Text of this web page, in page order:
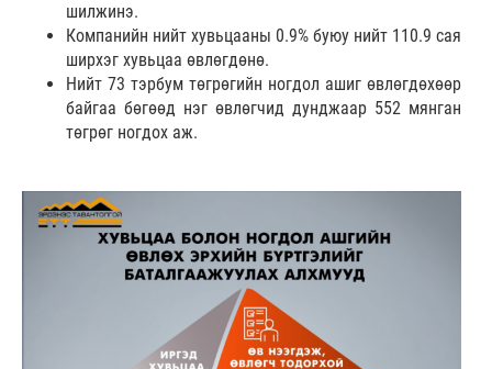
шилжинэ.
Компанийн нийт хувьцааны 0.9% буюу нийт 110.9 сая
ширхэг хувьцаа өвлөгдөнө.
Нийт 73 тэрбум төгрөгийн ногдол ашиг өвлөгдөхөөр
байгаа бөгөөд нэг өвлөгчид дунджаар 552 мянган
төгрөг ногдох аж.